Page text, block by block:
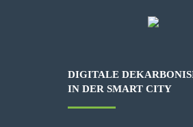
DIGITALE
IN DER SMART CITY